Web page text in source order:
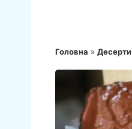
Головна » Десерти